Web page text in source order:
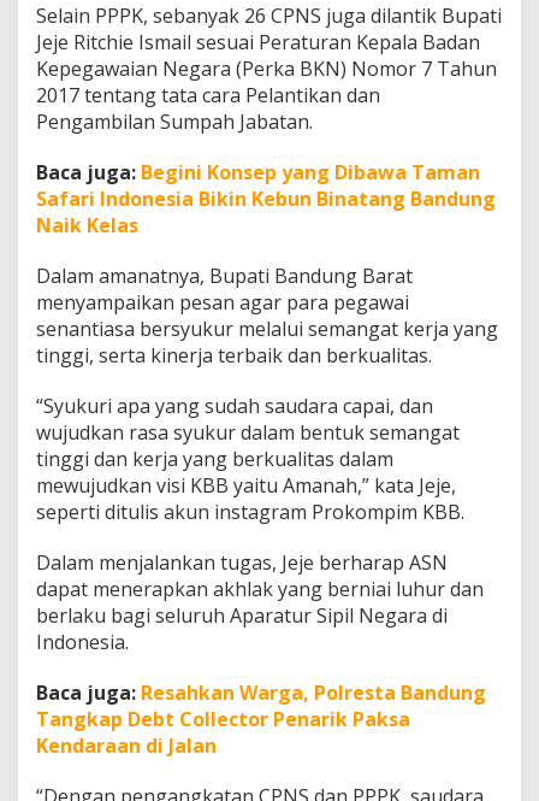
t
c
h
i
e
I
a
i
T
r
a
p
a
n
C
o
r
e
l
u
e
S
N
Selain PPPK, sebanyak 26 CPNS juga dilantik Bupati
Jeje Ritchie Ismail sesuai Peraturan Kepala Badan
Kepegawaian Negara (Perka BKN) Nomor 7 Tahun
2017 tentang tata cara Pelantikan dan
Pengambilan Sumpah Jabatan.
Baca juga: Begini Konsep yang Dibawa Taman
Safari Indonesia Bikin Kebun Binatang Bandung
Naik Kelas
Dalam amanatnya, Bupati Bandung Barat
menyampaikan pesan agar para pegawai
senantiasa bersyukur melalui semangat kerja yang
tinggi, serta kinerja terbaik dan berkualitas.
“Syukuri apa yang sudah saudara capai, dan
wujudkan rasa syukur dalam bentuk semangat
tinggi dan kerja yang berkualitas dalam
mewujudkan visi KBB yaitu Amanah,” kata Jeje,
seperti ditulis akun instagram Prokompim KBB.
Dalam menjalankan tugas, Jeje berharap ASN
dapat menerapkan akhlak yang berniai luhur dan
berlaku bagi seluruh Aparatur Sipil Negara di
Indonesia.
Baca juga: Resahkan Warga, Polresta Bandung
Tangkap Debt Collector Penarik Paksa
Kendaraan di Jalan